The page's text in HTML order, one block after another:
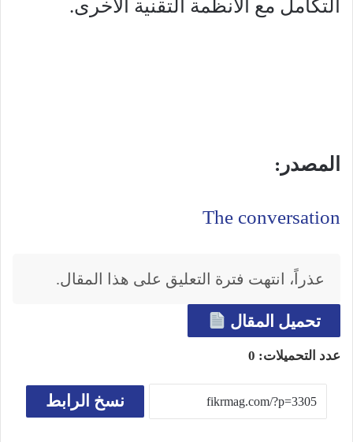
التكامل مع الأنظمة التقنية الأخرى.
المصدر:
The conversation
عذراً، انتهت فترة التعليق على هذا المقال.
تحميل المقال
عدد التحميلات: 0
نسخ الرابط